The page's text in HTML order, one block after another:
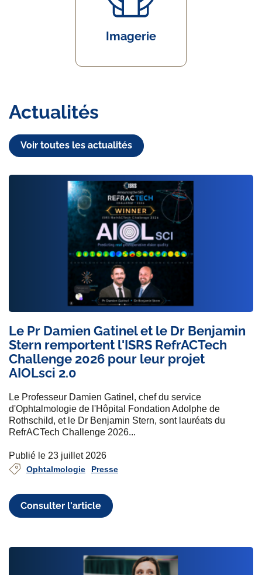
Imagerie
Actualités
Voir toutes les actualités
Le Pr Damien Gatinel et le Dr Benjamin
Stern remportent l'ISRS RefrACTech
Challenge 2026 pour leur projet
AIOLsci 2.0
Le Professeur Damien Gatinel, chef du service
d'Ophtalmologie de l'Hôpital Fondation Adolphe de
Rothschild, et le Dr Benjamin Stern, sont lauréats du
RefrACTech Challenge 2026...
Publié le 23 juillet 2026
Ophtalmologie Presse
Consulter l'article